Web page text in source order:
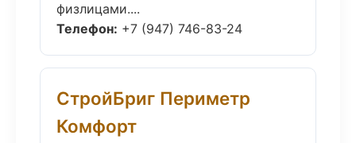
физлицами....
Телефон: +7 (947) 746-83-24
СтройБриг Периметр
Комфорт